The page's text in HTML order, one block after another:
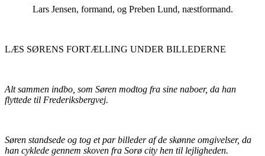
Lars Jensen, formand, og Preben Lund, næstformand.
LÆS SØRENS FORTÆLLING UNDER BILLEDERNE
Alt sammen indbo, som Søren modtog fra sine naboer, da han
flyttede til Frederiksbergvej.
Søren standsede og tog et par billeder af de skønne omgivelser, da
han cyklede gennem skoven fra Sorø city hen til lejligheden.